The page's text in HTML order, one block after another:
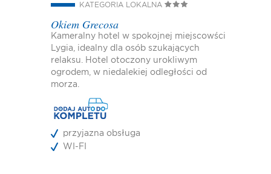
KATEGORIA LOKALNA
Okiem Grecosa
Kameralny hotel w spokojnej miejscowści
Lygia, idealny dla osób szukających
relaksu. Hotel otoczony urokliwym
ogrodem, w niedalekiej odległości od
morza.
przyjazna obsługa
WI-FI